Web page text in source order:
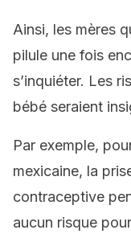
Ainsi, les mères
pilule une fois
s’inquiéter. Les
bébé seraient
Par exemple,
mexicaine, la
contraceptive
aucun risque